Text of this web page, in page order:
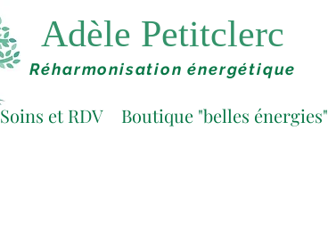
Adèle Petitclerc
Réharmonisation énergétique
Soins et RDV Boutique "belles énergies"